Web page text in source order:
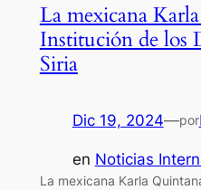
La mexicana
Institución de los
Siria
Dic 19, 2024—por
en Noticias
La mexicana Karla